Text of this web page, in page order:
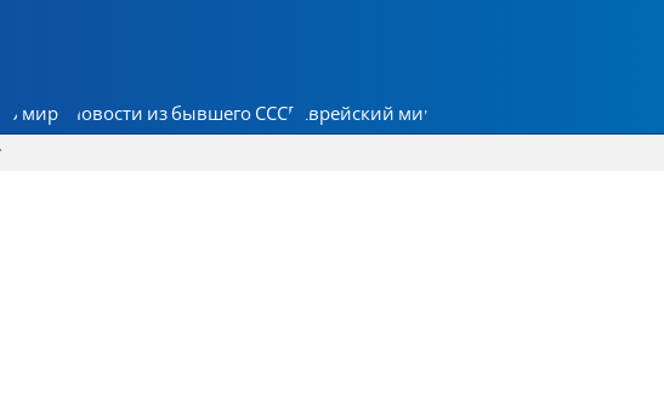
В мире Новости из бывшего СССР Еврейский мир